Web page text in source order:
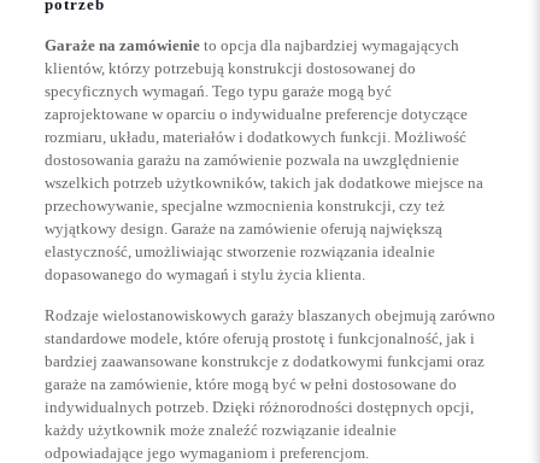
potrzeb
Garaże na zamówienieto opcja dla najbardziej wymagających
klientów, którzy potrzebują konstrukcji dostosowanej do
specyficznych wymagań. Tego typu garaże mogą być
zaprojektowane w oparciu o indywidualne preferencje dotyczące
rozmiaru, układu, materiałów i dodatkowych funkcji. Możliwość
dostosowania garażu na zamówienie pozwala na uwzględnienie
wszelkich potrzeb użytkowników, takich jak dodatkowe miejsce na
przechowywanie, specjalne wzmocnienia konstrukcji, czy też
wyjątkowy design. Garaże na zamówienie oferują największą
elastyczność, umożliwiając stworzenie rozwiązania idealnie
dopasowanego do wymagań i stylu życia klienta.
Rodzaje wielostanowiskowych garaży blaszanych obejmują zarówno
standardowe modele, które oferują prostotę i funkcjonalność, jak i
bardziej zaawansowane konstrukcje z dodatkowymi funkcjami oraz
garaże na zamówienie, które mogą być w pełni dostosowane do
indywidualnych potrzeb. Dzięki różnorodności dostępnych opcji,
każdy użytkownik może znaleźć rozwiązanie idealnie
odpowiadające jego wymaganiom i preferencjom.